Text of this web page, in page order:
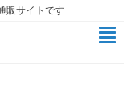
販サイトです